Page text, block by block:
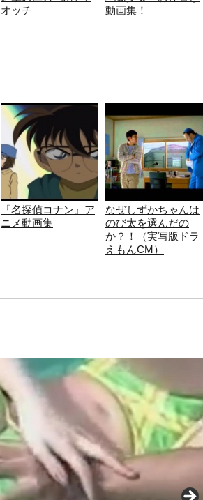
オッチ
動画集！
『名探偵コナン』ア
ニメ動画集
なぜしずかちゃんは
のび太を選んだの
か？！（実写版ドラ
えもんCM）